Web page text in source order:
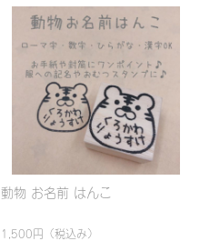
動物 お名前 はんこ
1,500円 （税込み）